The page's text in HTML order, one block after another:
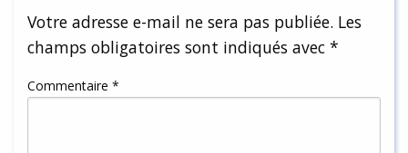
Votre adresse e-mail ne sera pas publiée. Les
champs obligatoires sont indiqués avec *
Commentaire *